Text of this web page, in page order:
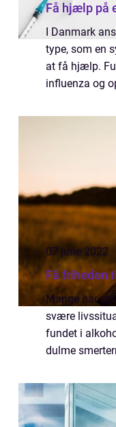
Få hjælp på
I Danmark
type, som en
at få hjælp.
influenza og
udelukkende
07 june 2022
Få friheden
Mange har
svære
fundet i
dulme
der har løbet